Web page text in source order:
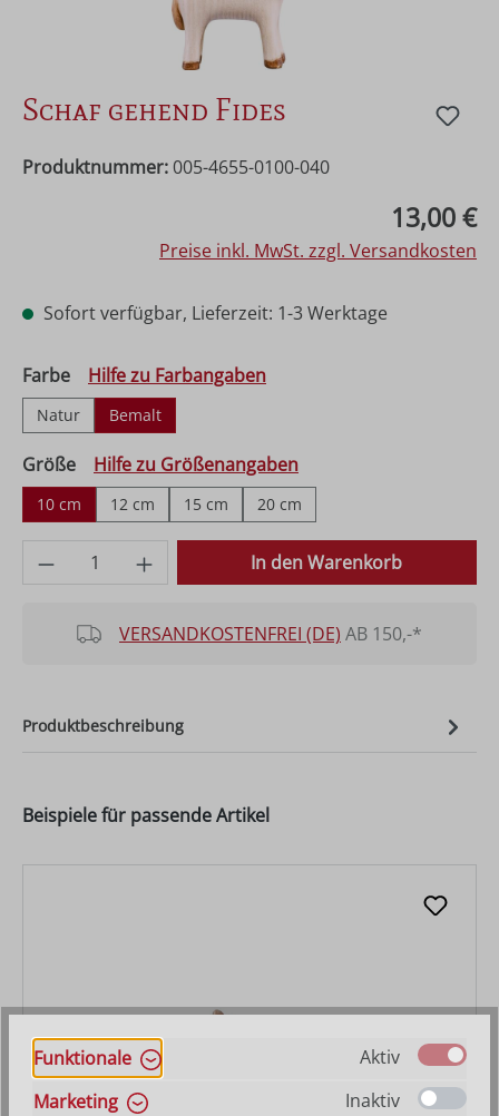
Schaf gehend Fides
Produktnummer: 005-4655-0100-040
13,00 €
Preise inkl. MwSt. zzgl. Versandkosten
Sofort verfügbar, Lieferzeit: 1-3 Werktage
Farbeauswählen
Hilfe zu Farbangaben
Natur Bemalt
Größeauswählen
Hilfe zu Größenangaben
10 cm 12 cm 15 cm 20 cm
Produkt Anzahl: Gib den gewünschten
In den Warenkorb
VERSANDKOSTENFREI (DE) AB 150,-*
Produktbeschreibung
Beispiele für passende Artikel
Funktionale
Aktiv
Marketing
Inaktiv